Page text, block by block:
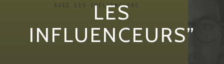
LES
INFLUENCEURS”